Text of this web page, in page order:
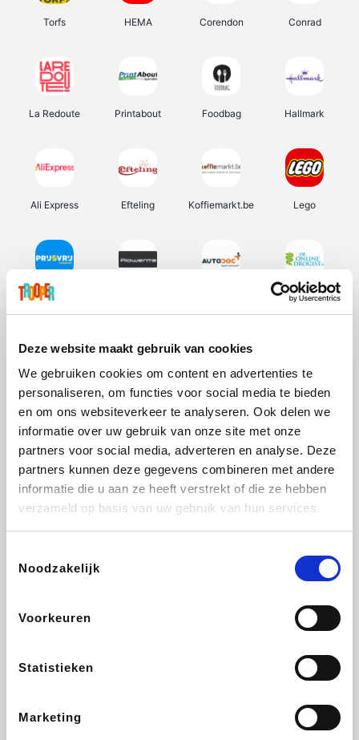
Deze website maakt gebruik van cookies
We gebruiken cookies om content en advertenties te
personaliseren, om functies voor social media te bieden
en om ons websiteverkeer te analyseren. Ook delen we
informatie over uw gebruik van onze site met onze
partners voor social media, adverteren en analyse. Deze
partners kunnen deze gegevens combineren met andere
informatie die u aan ze heeft verstrekt of die ze hebben
verzameld op basis van uw gebruik van hun services.
Noodzakelijk
Voorkeuren
Statistieken
Marketing
Torfs HEMA Corendon Conrad
La Redoute Printabout Foodbag Hallmark
Ali Express Efteling Koffiemarkt.be Lego
Prijsvrij De Online Drogist
Vidaxl Plopsa Lampenlicht.be Adidas
All Accor
DectDirect ZEB
SupraBazar